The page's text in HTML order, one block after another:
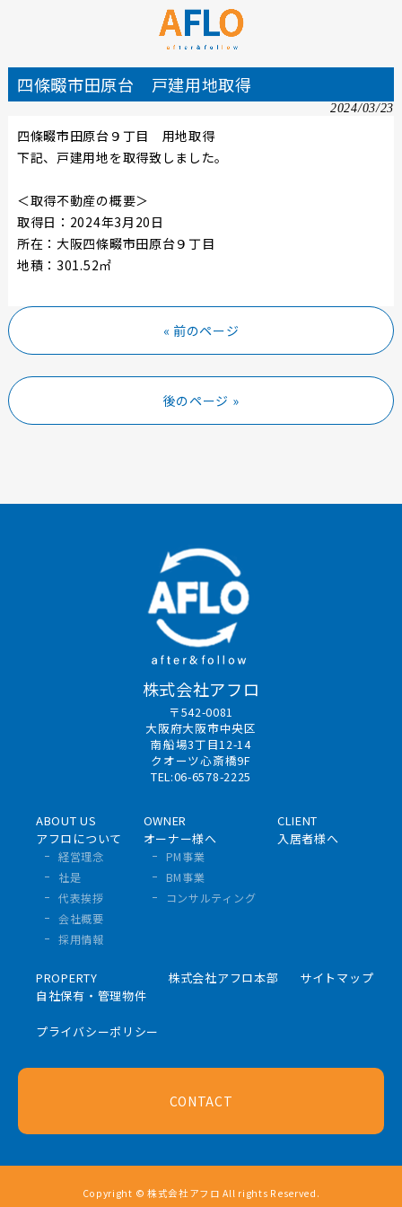
四條畷市田原台 戸建用地取得
2024/03/23
四條畷市田原台９丁目 用地取得
下記、戸建用地を取得致しました。
＜取得不動産の概要＞
取得日：2024年3月20日
所在：大阪四條畷市田原台９丁目
地積：301.52㎡
« 前のページ
後のページ »
株式会社アフロ
〒542-0081
大阪府大阪市中央区
南船場3丁目12-14
クオーツ心斎橋9F
TEL:06-6578-2225
ABOUT US
アフロについて
経営理念
社是
代表挨拶
会社概要
採用情報
OWNER
オーナー様へ
PM事業
BM事業
コンサルティング
CLIENT
入居者様へ
PROPERTY
自社保有・管理物件
株式会社アフロ本部 サイトマップ
プライバシーポリシー
CONTACT
Copyright © 株式会社アフロ All rights Reserved.